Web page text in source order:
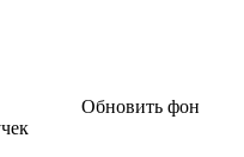
Обновить фон